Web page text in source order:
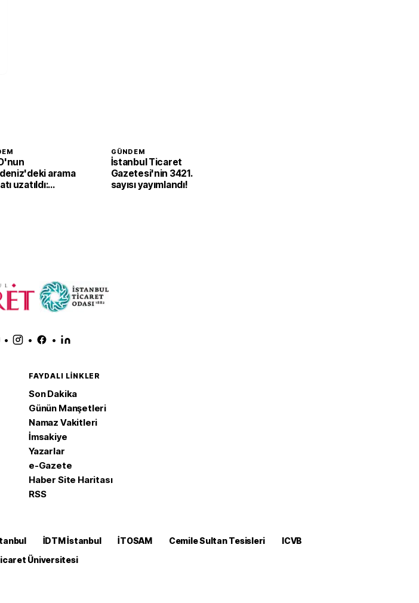
arama
uzatıldı:
GÜNDEM
İstanbul Ticaret
Gazetesi'nin 3421.
sayısı yayımlandı!
• • •
FAYDALI LINKLER
Son Dakika
Günün Manşetleri
Namaz Vakitleri
İmsakiye
Yazarlar
e-Gazete
Haber Site Haritası
RSS
İDTM İstanbul İTOSAM Cemile Sultan Tesisleri
ICVB
Üniversitesi